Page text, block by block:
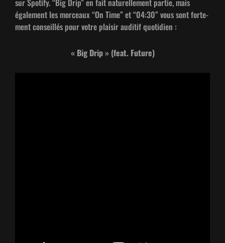
sur Spo­ti­fy. “Big Drip” en fait naturelle­ment par­tie, mais
égale­ment les morceaux “On Time” et “04:30” vous sont forte­
ment con­seil­lés pour votre plaisir audi­tif quotidien :
« Big Drip » (feat. Future)